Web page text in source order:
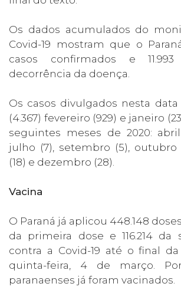
Os dados acumulados do
Covid-19 mostram que o Paraná
casos confirmados e
decorrência da doença.
Os casos divulgados nesta
(4.367) fevereiro (929) e janeiro
seguintes meses de 2020:
julho (7), setembro (5), outubro
(18) e dezembro (28).
Vacina
O Paraná já aplicou 448.148
da primeira dose e 116.214 da
contra a Covid-19 até o final
quinta-feira, 4 de março.
paranaenses já foram vacinados.